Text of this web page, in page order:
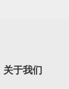
关于我们